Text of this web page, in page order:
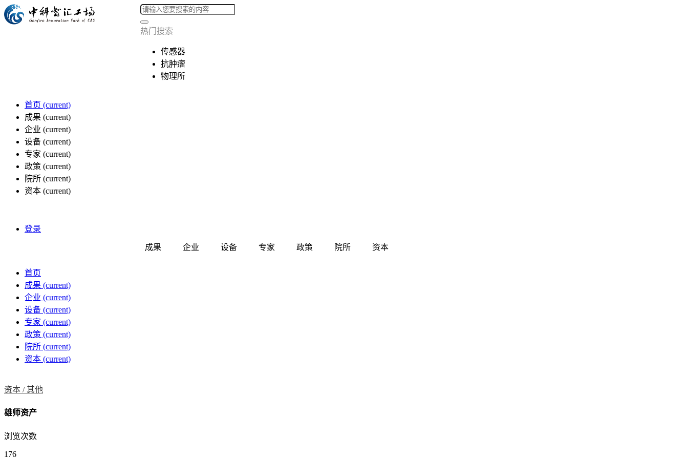
热门搜索
传感器
抗肿瘤
物理所
首页 (current)
成果 (current)
企业 (current)
设备 (current)
专家 (current)
政策 (current)
院所 (current)
资本 (current)
登录
成果 企业 设备 专家 政策 院所 资本
首页
成果 (current)
企业 (current)
设备 (current)
专家 (current)
政策 (current)
院所 (current)
资本 (current)
资本 /其他
雄师资产
浏览次数
176